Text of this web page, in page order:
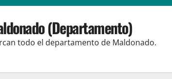
(Departamento)
todo el departamento de Maldonado.